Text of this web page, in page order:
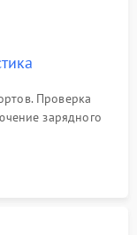
Проверка
зарядного
с помощью
проблемы.